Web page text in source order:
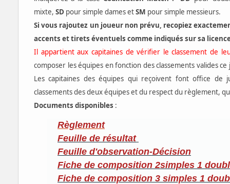
mixte, SD pour simple dames etSM pour simple messieurs.
Si vous rajoutez un joueur non prévu, recopiez
accents et tirets éventuels comme indiqués sur sa licence
Il appartient aux capitaines de vérifier le classement de
composer les équipes en fonction des classements valides
Les capitaines des équipes qui reçoivent font office de
classements des deux équipes et du respect du règlement,
Documents disponibles :
Règlement
Feuille de résultat
Feuille d'observation-Décision
Fiche de composition 2simples 1
Fiche de composition 3 simples 1